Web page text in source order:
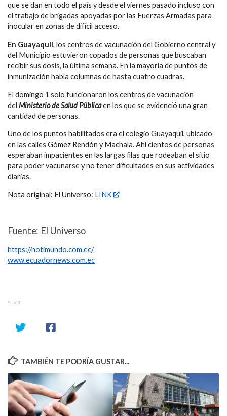
que se dan en todo el país y desde el viernes pasado incluso con
el trabajo de brigadas apoyadas por las Fuerzas Armadas para
inocular en zonas de difícil acceso.
En Guayaquil, los centros de vacunación del Gobierno central y
del Municipio estuvieron copados de personas que buscaban
recibir sus dosis, la última semana. En la mayoría de puntos de
inmunización había columnas de hasta cuatro cuadras.
El domingo 1 solo funcionaron los centros de vacunación
del Ministerio de Salud Públicaen los que se evidenció una gran
cantidad de personas.
Uno de los puntos habilitados era el colegio Guayaquil, ubicado
en las calles Gómez Rendón y Machala. Ahí cientos de personas
esperaban impacientes en las largas filas que rodeaban el sitio
para poder vacunarse y no tener dificultades en sus actividades
diarias.
Nota original: El Universo: LINK
Fuente: El Universo
https://notimundo.com.ec/
www.ecuadornews.com.ec
SHARE
TAMBIÉN TE PODRÍA GUSTAR...